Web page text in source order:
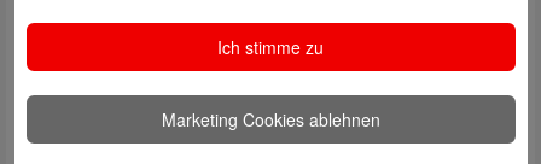
Schreiben Sie einen Kommentar
Ihre E-Mail-Adresse wird nicht veröffentlicht. Erforderliche Felder
Ich stimme zu
Marketing Cookies ablehnen